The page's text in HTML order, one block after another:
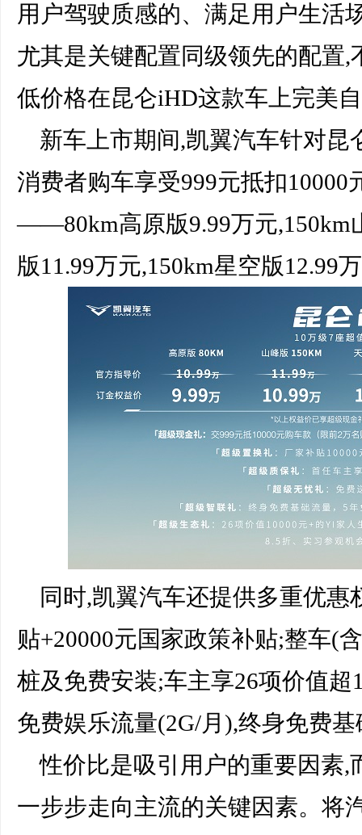
用户驾驶质感的、满足用户生活
尤其是关键配置同级领先的配置
低价格在昆仑iHD这款车上完美
新车上市期间,凯翼汽车针对
消费者购车享受999元抵扣
——80km高原版9.99万元,150km
版11.99万元,150km星空版12.99
同时,凯翼汽车还提供多重优惠
贴+20000元国家政策补贴;整车(
桩及免费安装;车主享26项价值
免费娱乐流量(2G/月),终身免费
性价比是吸引用户的重要因素
一步步走向主流的关键因素。将